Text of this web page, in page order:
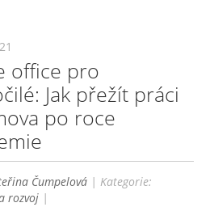
office pro
Jak přežít práci
po roce
Čumpelová | Kategorie:
rozvoj |